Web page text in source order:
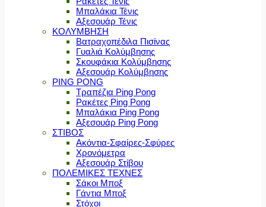
Μπαλάκια Τένις
Αξεσουάρ Τένις
ΚΟΛΥΜΒΗΣΗ
Βατραχοπέδιλα Πισίνας
Γυαλιά Κολύμβησης
Σκουφάκια Κολύμβησης
Αξεσουάρ Κολύμβησης
PING PONG
Τραπέζια Ping Pong
Ρακέτες Ping Pong
Μπαλάκια Ping Pong
Αξεσουάρ Ping Pong
ΣΤΙΒΟΣ
Ακόντια-Σφαίρες-Σφύρες
Χρονόμετρα
Αξεσουάρ Στίβου
ΠΟΛΕΜΙΚΕΣ ΤΕΧΝΕΣ
Σάκοι Μποξ
Γάντια Μποξ
Στόχοι